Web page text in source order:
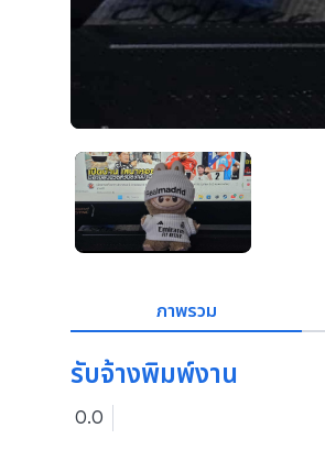
ภาพรวม
รับจ้างพิมพ์งาน
0.0